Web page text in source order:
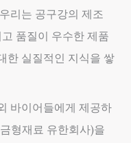
리는 공구강의 제조
품질이 우수한 제품
한 실질적인 지식을 쌓
바이어들에게 제공하
형재료 유한회사)을